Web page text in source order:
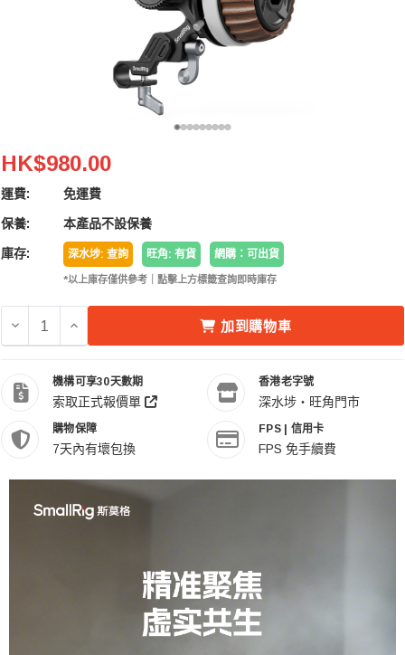
SmallRig 5163 F60 Modular Follow Focus 模塊化跟
HK$980.00
運費: 免運費
保養: 本產品不設保養
庫存: 深水埗: 查詢 旺角: 有貨 網購：可出貨
*以上庫存僅供參考｜點擊上方標籤查詢即時庫存
減少 SMALLRIG 5163 F60 MODULAR FOLLOW FOCUS 模
增加 SMALLRIG 5163 F60 MODULAR FOLLOW
加到購物車
機構可享30天數期
索取正式報價單
香港老字號
深水埗・旺角門市
購物保障
7天內有壞包換
FPS | 信用卡
FPS 免手續費